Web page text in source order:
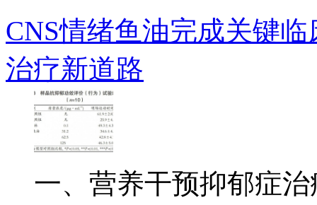
CNS情绪鱼油完成关键
治疗新道路
一、营养干预抑郁症